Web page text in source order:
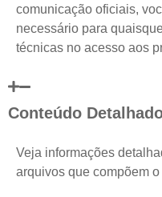
comunicação oficiais,
necessário para
técnicas no acesso aos
Conteúdo
Veja informações
arquivos que compõem